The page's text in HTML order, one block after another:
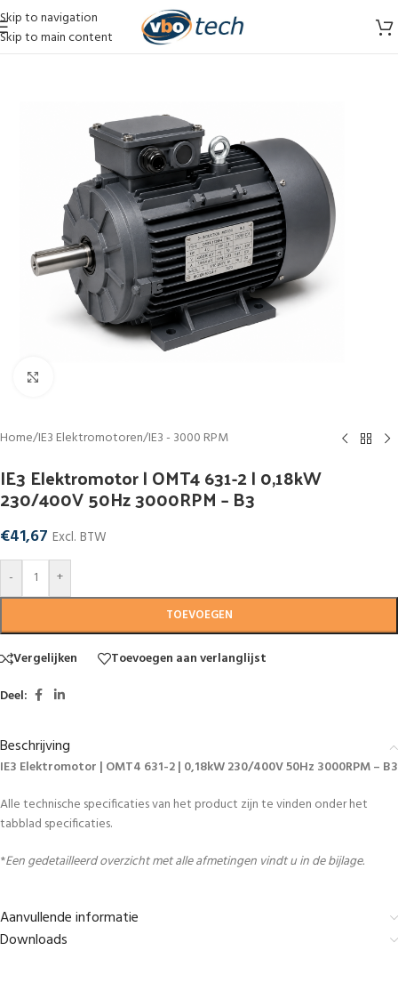
Skip to navigation
Skip to main content
Home/IE3 Elektromotoren/IE3 - 3000 RPM
IE3 Elektromotor | OMT4 631-2 | 0,18kW
230/400V 50Hz 3000RPM – B3
€41,67 Excl. BTW
-
+
TOEVOEGEN
Vergelijken
Toevoegen aan verlanglijst
Deel:
Beschrijving
IE3 Elektromotor | OMT4 631-2 | 0,18kW 230/400V 50Hz 3000RPM – B3
Alle technische specificaties van het product zijn te vinden onder het
tabblad specificaties.
*Een gedetailleerd overzicht met alle afmetingen vindt u in de bijlage.
Aanvullende informatie
Downloads